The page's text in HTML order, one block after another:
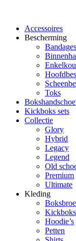
Accessoires
Bescherming
Bandages
Toks
Kickboks sets
Collectie
Glory
Hybrid
Legacy
Legend
Old
Premium
Ultimate
Kleding
Hoodie’s
Petten